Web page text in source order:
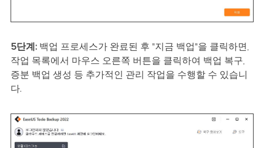
5단계:백업 프로세스가 완료된 후 "지금 백업"을 클릭하면,
작업 목록에서 마우스 오른쪽 버튼을 클릭하여 백업 복구,
증분 백업 생성 등 추가적인 관리 작업을 수행할 수 있습니
다.